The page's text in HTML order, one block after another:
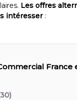
Les offres
intéresser:
France